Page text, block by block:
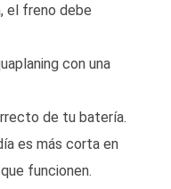
el freno debe
con una
de tu batería.
es más corta en
funcionen.